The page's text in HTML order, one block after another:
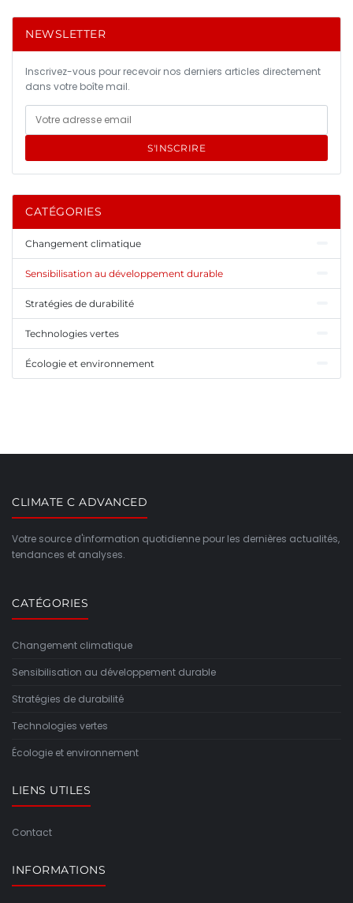
NEWSLETTER
Inscrivez-vous pour recevoir nos derniers articles directement
dans votre boîte mail.
S'INSCRIRE
CATÉGORIES
Changement climatique
Sensibilisation au développement durable
Stratégies de durabilité
Technologies vertes
Écologie et environnement
CLIMATE C ADVANCED
Votre source d'information quotidienne pour les dernières actualités,
tendances et analyses.
CATÉGORIES
Changement climatique
Sensibilisation au développement durable
Stratégies de durabilité
Technologies vertes
Écologie et environnement
LIENS UTILES
Contact
INFORMATIONS